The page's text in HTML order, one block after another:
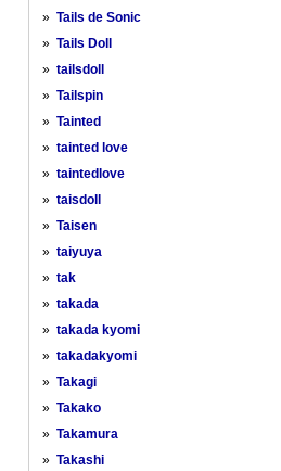
» Tails de Sonic
» Tails Doll
» tailsdoll
» Tailspin
» Tainted
» tainted love
» taintedlove
» taisdoll
» Taisen
» taiyuya
» tak
» takada
» takada kyomi
» takadakyomi
» Takagi
» Takako
» Takamura
» Takashi